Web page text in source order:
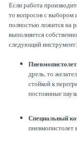
Если работа
то вопросов с выбором
полностью ложится на
выполняется
следующий инструмент:
дрель, то
стойкой к
постоянные
Специальный
пневмопистолет